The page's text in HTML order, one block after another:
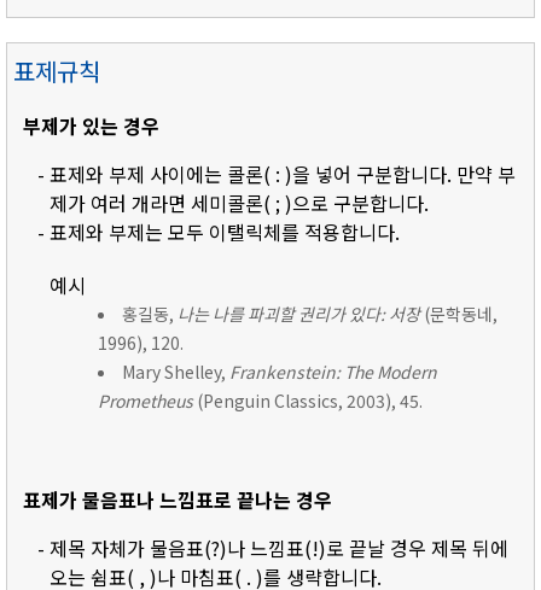
표제규칙
부제가 있는 경우
- 표제와 부제 사이에는 콜론( : )을 넣어 구분합니다. 만약 부
제가 여러 개라면 세미콜론( ; )으로 구분합니다.
- 표제와 부제는 모두 이탤릭체를 적용합니다.
예시
홍길동, 나는 나를 파괴할 권리가 있다: 서장(문학동네,
1996), 120.
Mary Shelley, Frankenstein: The Modern
Prometheus(Penguin Classics, 2003), 45.
표제가 물음표나 느낌표로 끝나는 경우
- 제목 자체가 물음표(?)나 느낌표(!)로 끝날 경우 제목 뒤에
오는 쉼표( , )나 마침표( . )를 생략합니다.